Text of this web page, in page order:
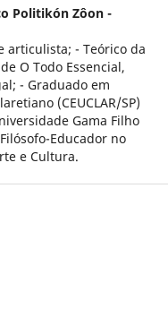
Politikón Zôon -
articulista; - Teórico da
O Todo Essencial,
- Graduado em
(CEUCLAR/SP)
Gama Filho
Educador no
e Cultura.